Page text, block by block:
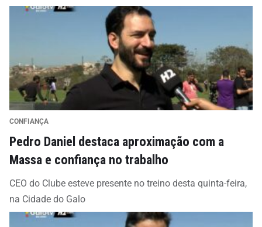
CONFIANÇA
Pedro Daniel destaca aproximação com a
Massa e confiança no trabalho
CEO do Clube esteve presente no treino desta quinta-feira,
na Cidade do Galo